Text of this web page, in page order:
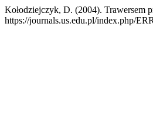
Kołodziejczyk, D. (2004). Trawersem
https://journals.us.edu.pl/index.php/